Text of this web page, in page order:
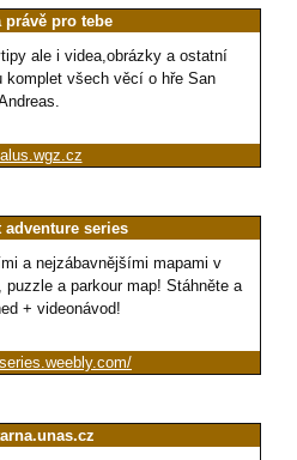
právě pro tebe
ale i videa,obrázky a ostatní
komplet všech věcí o hře San
adventure series
a nejzábavnějšími mapami v
a parkour map! Stáhněte a
+ videonávod!